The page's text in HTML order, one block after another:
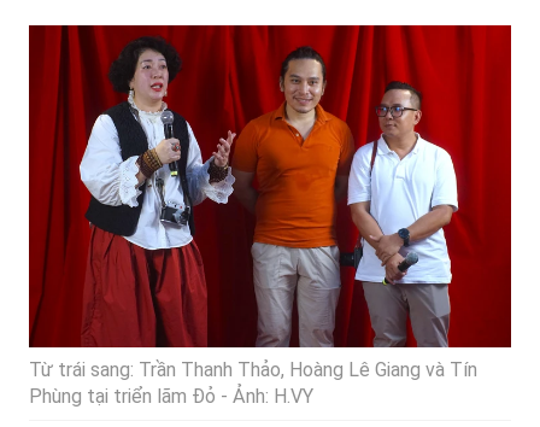
Từ trái sang: Trần Thanh Thảo, Hoàng Lê Giang và Tín
Phùng tại triển lãm Đỏ - Ảnh: H.VY